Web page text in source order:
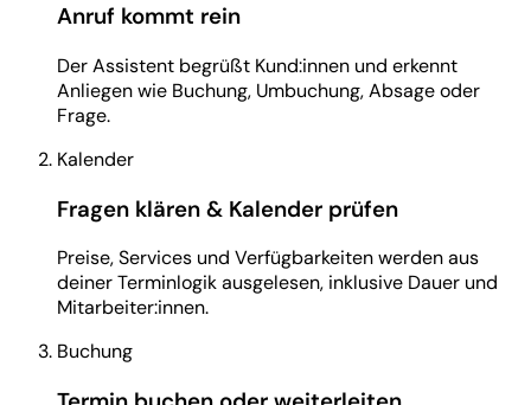
Anruf kommt rein
Der Assistent begrüßt Kund:innen und erkennt
Anliegen wie Buchung, Umbuchung, Absage oder
Frage.
Kalender
Fragen klären & Kalender prüfen
Preise, Services und Verfügbarkeiten werden aus
deiner Terminlogik ausgelesen, inklusive Dauer und
Mitarbeiter:innen.
Buchung